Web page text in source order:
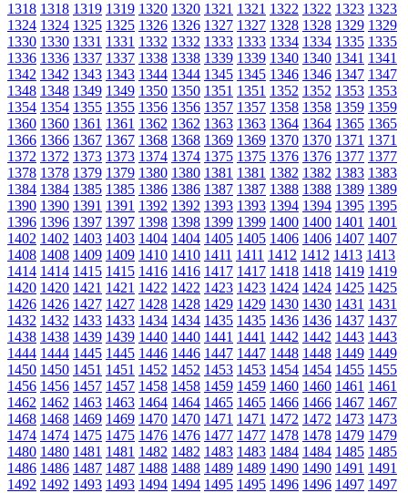
1318 1318 1319 1319 1320 1320 1321 1321 1322 1322 1323 1323
1324 1324 1325 1325 1326 1326 1327 1327 1328 1328 1329 1329
1330 1330 1331 1331 1332 1332 1333 1333 1334 1334 1335 1335
1336 1336 1337 1337 1338 1338 1339 1339 1340 1340 1341 1341
1342 1342 1343 1343 1344 1344 1345 1345 1346 1346 1347 1347
1348 1348 1349 1349 1350 1350 1351 1351 1352 1352 1353 1353
1354 1354 1355 1355 1356 1356 1357 1357 1358 1358 1359 1359
1360 1360 1361 1361 1362 1362 1363 1363 1364 1364 1365 1365
1366 1366 1367 1367 1368 1368 1369 1369 1370 1370 1371 1371
1372 1372 1373 1373 1374 1374 1375 1375 1376 1376 1377 1377
1378 1378 1379 1379 1380 1380 1381 1381 1382 1382 1383 1383
1384 1384 1385 1385 1386 1386 1387 1387 1388 1388 1389 1389
1390 1390 1391 1391 1392 1392 1393 1393 1394 1394 1395 1395
1396 1396 1397 1397 1398 1398 1399 1399 1400 1400 1401 1401
1402 1402 1403 1403 1404 1404 1405 1405 1406 1406 1407 1407
1408 1408 1409 1409 1410 1410 1411 1411 1412 1412 1413 1413
1414 1414 1415 1415 1416 1416 1417 1417 1418 1418 1419 1419
1420 1420 1421 1421 1422 1422 1423 1423 1424 1424 1425 1425
1426 1426 1427 1427 1428 1428 1429 1429 1430 1430 1431 1431
1432 1432 1433 1433 1434 1434 1435 1435 1436 1436 1437 1437
1438 1438 1439 1439 1440 1440 1441 1441 1442 1442 1443 1443
1444 1444 1445 1445 1446 1446 1447 1447 1448 1448 1449 1449
1450 1450 1451 1451 1452 1452 1453 1453 1454 1454 1455 1455
1456 1456 1457 1457 1458 1458 1459 1459 1460 1460 1461 1461
1462 1462 1463 1463 1464 1464 1465 1465 1466 1466 1467 1467
1468 1468 1469 1469 1470 1470 1471 1471 1472 1472 1473 1473
1474 1474 1475 1475 1476 1476 1477 1477 1478 1478 1479 1479
1480 1480 1481 1481 1482 1482 1483 1483 1484 1484 1485 1485
1486 1486 1487 1487 1488 1488 1489 1489 1490 1490 1491 1491
1492 1492 1493 1493 1494 1494 1495 1495 1496 1496 1497 1497